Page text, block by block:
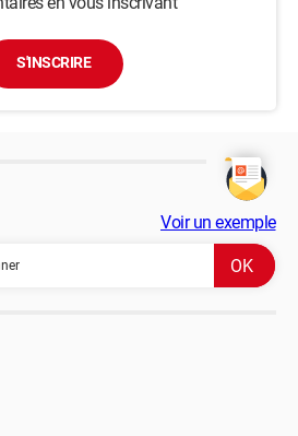
S'INSCRIRE
Voir un exemple